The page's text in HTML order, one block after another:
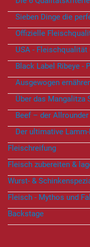
Sieben Dinge die
Offizielle
USA -
Black Label Ribeye -
Ausgewogen
Über das Mangalitza
Beef – der Allrounder
Der ultimative
Fleischreifung
Fleisch zubereiten &
Wurst- &
Fleisch - Mythos und
Backstage